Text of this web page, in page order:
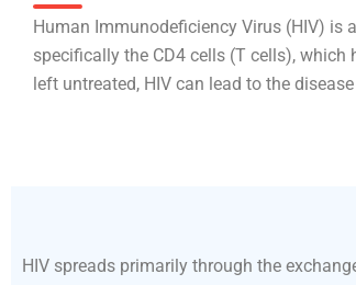
Human Immunodeficiency Virus (HIV) is
specifically the CD4 cells (T cells),
left untreated, HIV can lead to the
HIV spreads primarily through the